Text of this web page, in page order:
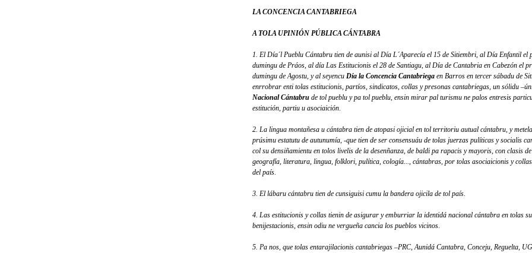
LA CONCENCIA CANTABRIEGA
A TOLA UPINIÓN PÚBLICA CÁNTABRA
1. El Día´l Pueblu Cántabru tien de aunisi al Día L´Aparecía el 15 de Sitiembri, al Día Enfantil el
dumingu de Práos, al día Las Estitucionis el 28 de Santiagu, al Día de Cantabria en Cabezón el
dumingu de Agostu, y al seyencu Día la Concencia Cantabriega en Barros en tercer sábadu de
enrrobrar enti tolas estitucionis, partíos, sindicatos, collas y presonas cantabriegas, un sólidu
Nacional Cántabru de tol pueblu y pa tol pueblu, ensin mirar pal turismu ne palos entresis
estitución, partiu u asociaición.
2. La lingua montañesa u cántabra tien de atopasi ojicial en tol territoriu autual cántabru, y
prúsimu estatutu de autunumía, -que tien de ser consensuáu de tolas juerzas pulíticas y socialis
col su densiñamientu en tolos livelis de la desenñanza, de baldi pa rapacis y mayoris, con clasis
geografía, literatura, lingua, folklori, pulítica, cología..., cántabras, por tolas asociaicionis y
del país.
3. El lábaru cántabru tien de cunsiguisi cumu la bandera ojicila de tol país.
4. Las estitucionis y collas tienin de asigurar y emburriar la identidá nacional cántabra en tolas
benijestacionis, ensin odiu ne vergueña cancia los pueblos vicinos.
5. Pa nos, que tolas entarajilacionis cantabriegas –PRC, Aunidá Cantabra, Conceju, Reguelta,